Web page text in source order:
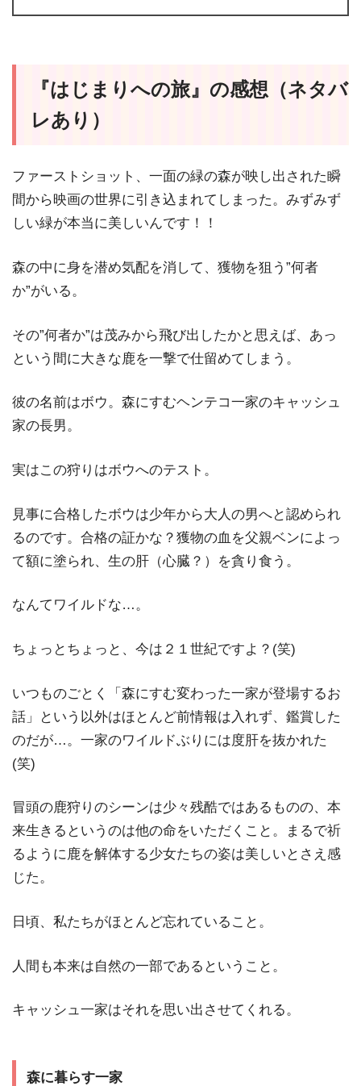
『はじまりへの旅』の感想（ネタバ
レあり）
ファーストショット、一面の緑の森が映し出された瞬
間から映画の世界に引き込まれてしまった。みずみず
しい緑が本当に美しいんです！！
森の中に身を潜め気配を消して、獲物を狙う”何者
か”がいる。
その”何者か”は茂みから飛び出したかと思えば、あっ
という間に大きな鹿を一撃で仕留めてしまう。
彼の名前はボウ。森にすむヘンテコ一家のキャッシュ
家の長男。
実はこの狩りはボウへのテスト。
見事に合格したボウは少年から大人の男へと認められ
るのです。合格の証かな？獲物の血を父親ベンによっ
て額に塗られ、生の肝（心臓？）を貪り食う。
なんてワイルドな…。
ちょっとちょっと、今は２１世紀ですよ？(笑)
いつものごとく「森にすむ変わった一家が登場するお
話」という以外はほとんど前情報は入れず、鑑賞した
のだが…。一家のワイルドぶりには度肝を抜かれた
(笑)
冒頭の鹿狩りのシーンは少々残酷ではあるものの、本
来生きるというのは他の命をいただくこと。まるで祈
るように鹿を解体する少女たちの姿は美しいとさえ感
じた。
日頃、私たちがほとんど忘れていること。
人間も本来は自然の一部であるということ。
キャッシュ一家はそれを思い出させてくれる。
森に暮らす一家